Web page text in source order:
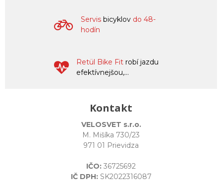
Servis bicyklov do 48-
hodín
Retül Bike Fit robí jazdu
efektívnejšou,...
Kontakt
VELOSVET s.r.o.
M. Mišíka 730/23
971 01 Prievidza
IČO: 36725692
IČ DPH: SK2022316087